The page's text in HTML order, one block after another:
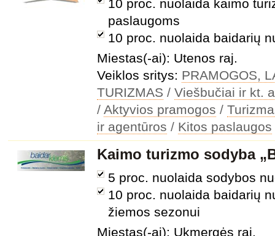
10 proc. nuolaida kaimo
paslaugoms
10 proc. nuolaida baidarių
Miestas(-ai): Utenos raj.
Veiklos sritys: PRAMOGOS,
TURIZMAS / Viešbučiai ir kt.
/ Aktyvios pramogos /
ir agentūros / Kitos paslaugos
Kaimo turizmo sodyba
5 proc. nuolaida sodybos
10 proc. nuolaida baidarių
žiemos sezonui
Miestas(-ai): Ukmergės raj.